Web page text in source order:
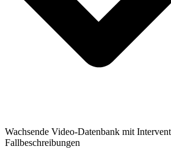
Wachsende Video-Datenbank mit
Fallbeschreibungen